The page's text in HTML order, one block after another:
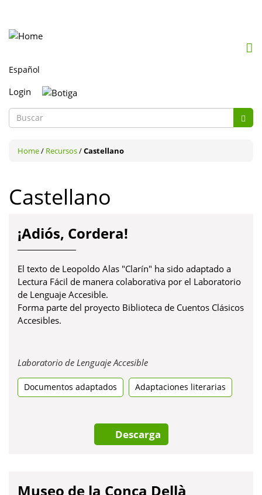
Login
Formulario
búsqueda
Home/ Recursos/Castellano
Castellano
¡Adiós, Cordera!
El texto de Leopoldo Alas "Clarín" ha sido adaptado a
Lectura Fácil de manera colaborativa por el Laboratorio
de Lenguaje Accesible.
Forma parte del proyecto Biblioteca de Cuentos Clásicos
Accesibles.
Laboratorio de Lenguaje AccesibleObre
una
pestanya
Documentos adaptados Adaptaciones literarias
Descarga
Museo de la Conca Dellà